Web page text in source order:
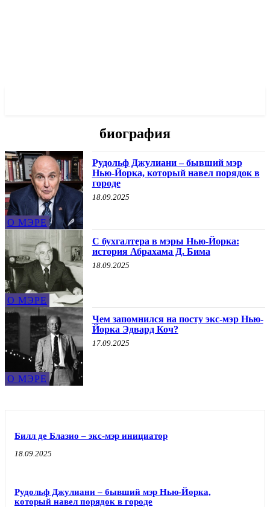
биография
О МЭРЕ
Рудольф Джулиани – бывший мэр
Нью-Йорка, который навел порядок в
городе
18.09.2025
О МЭРЕ
С бухгалтера в мэры Нью-Йорка:
история Абрахама Д. Бима
18.09.2025
О МЭРЕ
Чем запомнился на посту экс-мэр Нью-
Йорка Эдвард Коч?
17.09.2025
Билл де Блазио – экс-мэр инициатор
18.09.2025
Рудольф Джулиани – бывший мэр Нью-Йорка,
который навел порядок в городе